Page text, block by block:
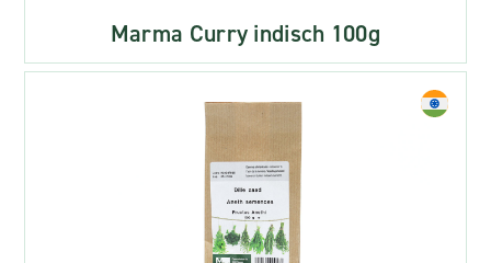
Marma Curry indisch 100g